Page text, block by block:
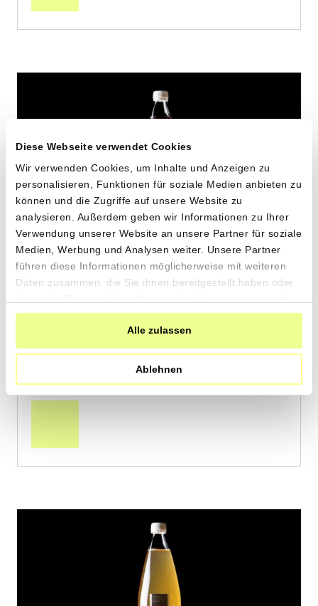
Diese Webseite verwendet Cookies
Wir verwenden Cookies, um Inhalte und Anzeigen zu
personalisieren, Funktionen für soziale Medien anbieten zu
können und die Zugriffe auf unsere Website zu
analysieren. Außerdem geben wir Informationen zu Ihrer
Verwendung unserer Website an unsere Partner für soziale
Medien, Werbung und Analysen weiter. Unsere Partner
führen diese Informationen möglicherweise mit weiteren
Daten zusammen, die Sie ihnen bereitgestellt haben oder
haben.
Alle zulassen
Ablehnen
Roter Traubensaft
CHF16.10
In